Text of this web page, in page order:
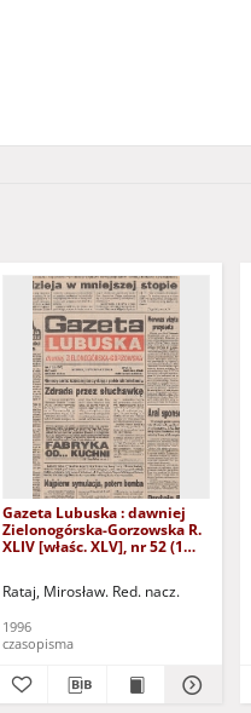
Gazeta Lubuska : dawniej
Zielonogórska-Gorzowska R.
XLIV [właśc. XLV], nr 52 (1
Rataj, Mirosław. Red. nacz.
1996
czasopisma